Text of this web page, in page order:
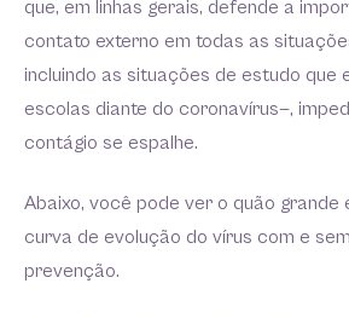
que, em linhas gerais, defende a
contato externo em todas as
incluindo as situações de estudo que
escolas diante do coronavírus—,
contágio se espalhe.
Abaixo, você pode ver o quão grande
curva de evolução do vírus com e
prevenção.